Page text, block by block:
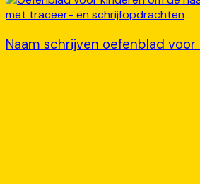
Naam schrijven oefenblad